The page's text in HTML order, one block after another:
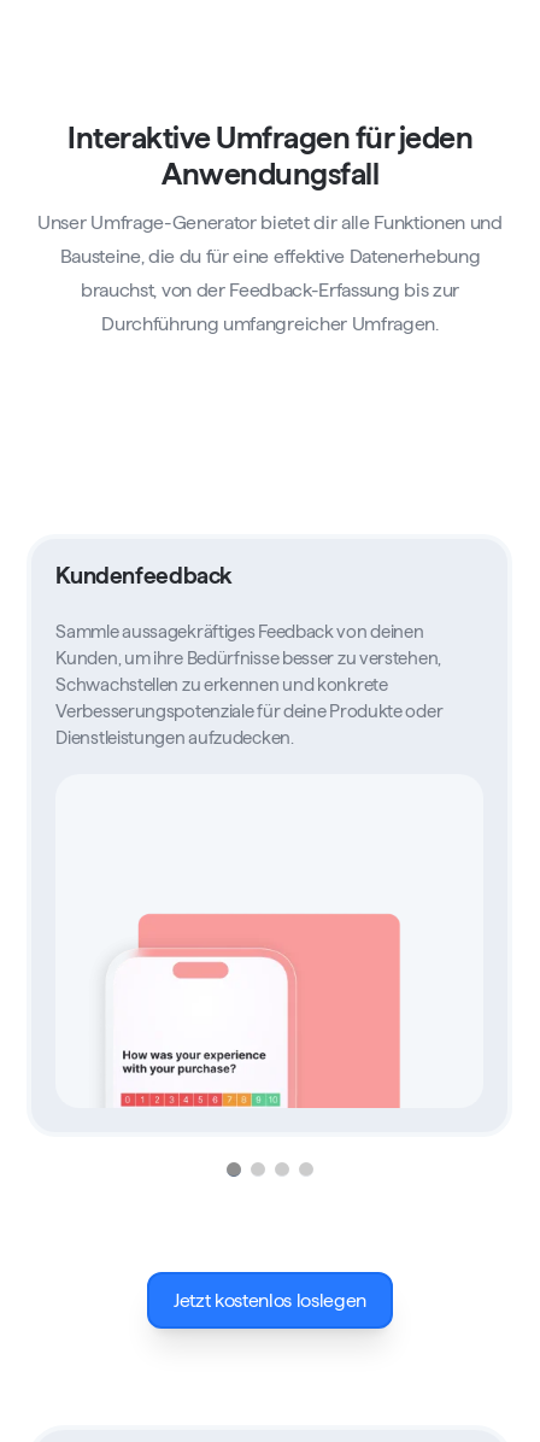
Interaktive Umfragen für jeden
Anwendungsfall
Unser Umfrage-Generator bietet dir alle Funktionen und
Bausteine, die du für eine effektive Datenerhebung
brauchst, von der Feedback-Erfassung bis zur
Durchführung umfangreicher Umfragen.
Kundenfeedback
Sammle aussagekräftiges Feedback von deinen
Kunden, um ihre Bedürfnisse besser zu verstehen,
Schwachstellen zu erkennen und konkrete
Verbesserungspotenziale für deine Produkte oder
Dienstleistungen aufzudecken.
Jetzt kostenlos loslegen